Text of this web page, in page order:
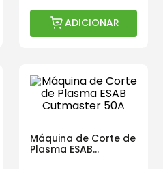
ADICIONAR
Máquina de Corte de
Plasma ESAB